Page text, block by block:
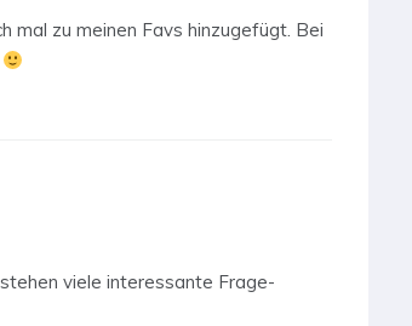
mal zu meinen Favs hinzugefügt. Bei
viele interessante Frage-